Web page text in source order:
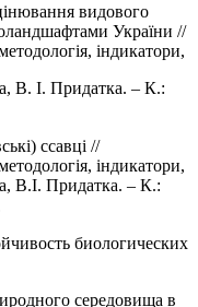
видового
України //
індикатори,
В. І. Придатка. – К.:
ссавці //
індикатори,
В.І. Придатка. – К.:
биологических
середовища в